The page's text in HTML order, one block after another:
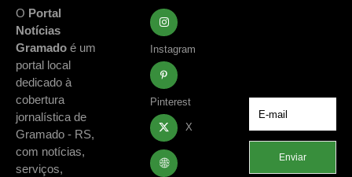
O Portal
Notícias
Gramado é um
portal local
dedicado à
cobertura
jornalística de
Gramado - RS,
com notícias,
serviços,
Instagram
Pinterest
X
Enviar